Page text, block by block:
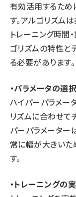
有効活用するため
す。アルゴリズム
トレーニング時間
ゴリズムの特性
る必要があります。
・パラメータの選択
ハイパーパラメー
リズムに合わせて
パーパラメーター
常に幅が大きいた
す。
・トレーニングの